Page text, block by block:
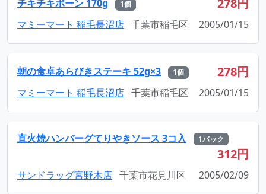
チキチキボーン 170g 1個
マミーマート 稲毛長沼店 千葉市稲毛区 2005/01/15
朝の食卓あらびきステーキ 52g×3 1個 278円
マミーマート 稲毛長沼店 千葉市稲毛区 2005/01/15
直火焼ハンバーグてりやきソース 3コ入 1パック
312円
サンドラッグ宮野木店 千葉市花見川区 2005/02/09